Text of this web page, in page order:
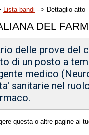
Lista bandi --> Dettaglio atto
DEL
delle prove del
di un posto a
medico
sanitarie nel
questa o altre pagine ai